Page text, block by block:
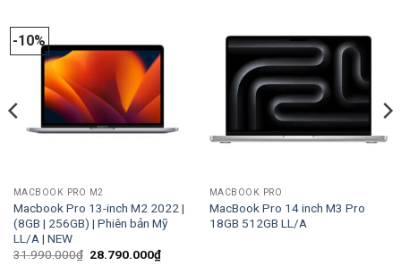
-10%
MACBOOK PRO M2
Macbook Pro 13-inch M2 2022 |
(8GB | 256GB) | Phiên bản Mỹ
LL/A | NEW
31.990.000₫ Giá
28.790.000₫Giá
hiện
MACBOOK PRO
MacBook Pro 14 inch M3 Pro
18GB 512GB LL/A